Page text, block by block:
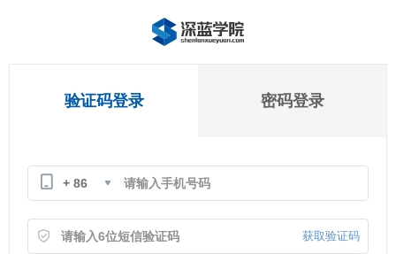
验证码登录 密码登录
+ 86
获取验证码